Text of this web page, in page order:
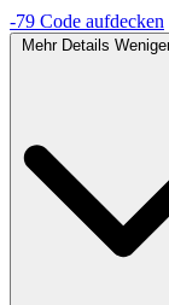
-79 Code aufdecken
Mehr Details